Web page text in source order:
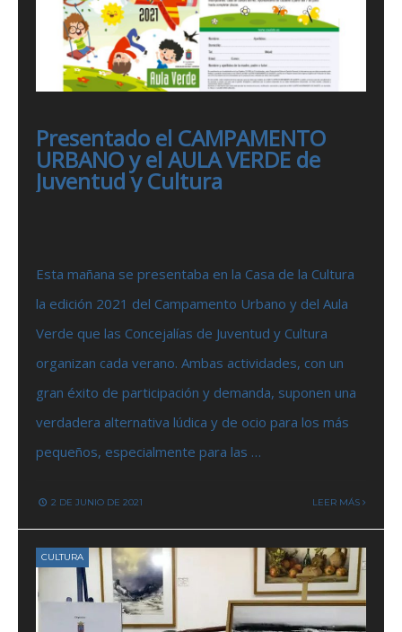
Presentado el CAMPAMENTO
URBANO y el AULA VERDE de
Juventud y Cultura
Esta mañana se presentaba en la Casa de la Cultura
la edición 2021 del Campamento Urbano y del Aula
Verde que las Concejalías de Juventud y Cultura
organizan cada verano. Ambas actividades, con un
gran éxito de participación y demanda, suponen una
verdadera alternativa lúdica y de ocio para los más
pequeños, especialmente para las …
2 DE JUNIO DE 2021 LEER MÁS
CULTURA